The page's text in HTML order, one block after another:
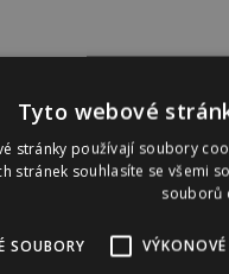
Tyto webové
stránky používají soubory
stránek souhlasíte se všemi
souborů
SOUBORY